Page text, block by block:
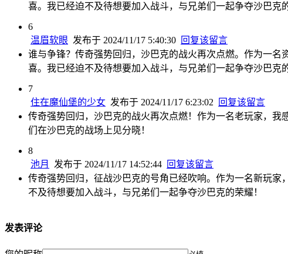
喜。我已经迫不及待想要加入战斗，与兄弟们一起争夺沙巴克
6
温眉软眼 发布于 2024/11/17 5:40:30 回复该留言
谁与争锋？传奇强势回归，沙巴克的战火再次点燃。作为一
喜。我已经迫不及待想要加入战斗，与兄弟们一起争夺沙巴克
7
住在魔仙堡的少女 发布于 2024/11/17 6:23:02
回复该留言
传奇强势回归，沙巴克的战火再次点燃！作为一名老玩家，
们在沙巴克的战场上见分晓！
8
池月
发布于 2024/11/17 14:52:44 回复该留言
传奇强势回归，征战沙巴克的号角已经吹响。作为一名新玩
不及待想要加入战斗，与兄弟们一起争夺沙巴克的荣耀！
发表评论